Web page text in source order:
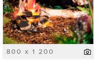
800 x 1 200